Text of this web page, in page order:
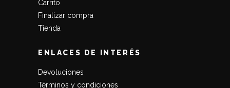
Carrito
Finalizar compra
Tienda
ENLACES DE INTERÉS
Devoluciones
Términos y condiciones